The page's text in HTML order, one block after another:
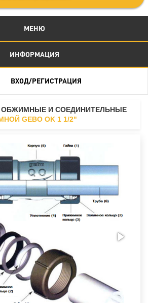
МЕНЮ
ИНФОРМАЦИЯ
ВХОД/РЕГИСТРАЦИЯ
ОБЖИМНЫЕ И СОЕДИНИТЕЛЬНЫЕ
GEBO OK 1 1/2"